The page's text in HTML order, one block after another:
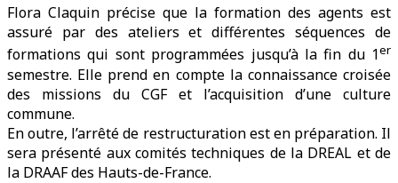
Flora Claquin précise que la formation des agents est
assuré par des ateliers et différentes séquences de
formations qui sont programmées jusqu’à la fin du 1er
semestre. Elle prend en compte la connaissance croisée
des missions du CGF et l’acquisition d’une culture
commune.
En outre, l’arrêté de restructuration est en préparation. Il
sera présenté aux comités techniques de la DREAL et de
la DRAAF des Hauts-de-France.